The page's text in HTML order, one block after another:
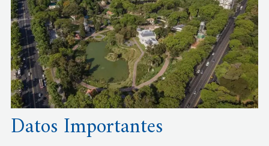
Datos Importantes